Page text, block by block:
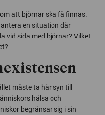
att björnar ska få finnas.
en situation där
vid sida med björnar? Vilket
måste ta hänsyn till
hälsa och
begränsar sig i sin